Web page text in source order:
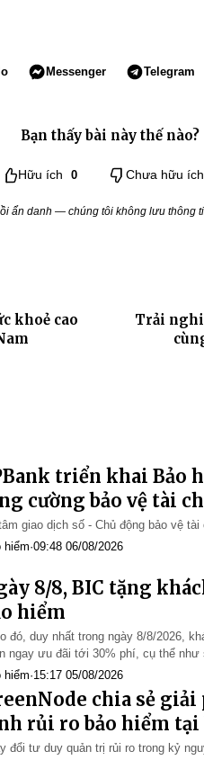
Messenger Telegram
Bạn thấy bài này thế nào?
Hữu ích 0 Chưa hữu ích
ẩn danh — chúng tôi không lưu thông
khoẻ cao
Trải
triển khai Bảo
cường bảo vệ tài
đảo số
giao dịch số - Chủ động bảo vệ
hiểm·09:48 06/08/2026
8/8, BIC tặng
hiểm
đó, duy nhất trong ngày 8/8/2026,
ngay ưu đãi tới 30% phí, cụ thể như
hiểm·15:17 05/08/2026
chia sẻ
rủi ro bảo hiểm
2026
đổi tư duy quản trị rủi ro trong kỷ